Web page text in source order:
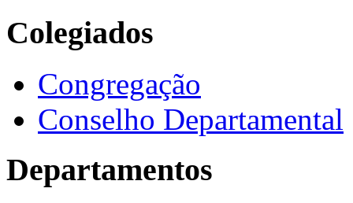
Colegiados
Congregação
Conselho Departamental
Departamentos